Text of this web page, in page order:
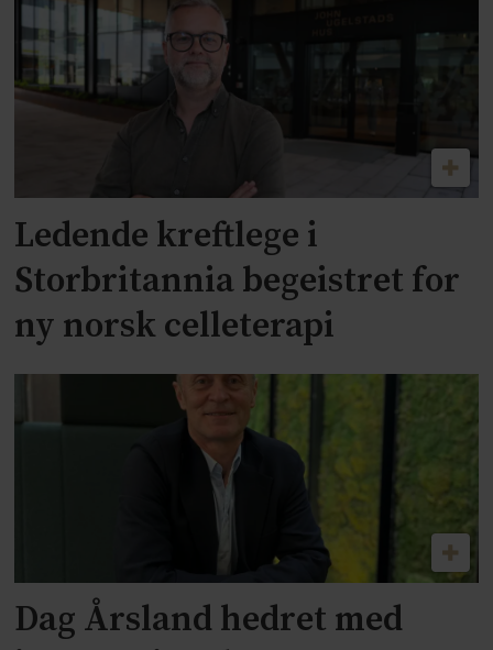
Ledende kreftlege i
Storbritannia begeistret for
ny norsk celleterapi
Dag Årsland hedret med